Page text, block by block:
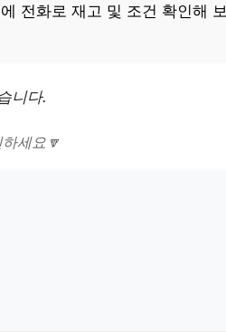
전화로 재고 및 조건 확인해 보
니다.
세요🔽